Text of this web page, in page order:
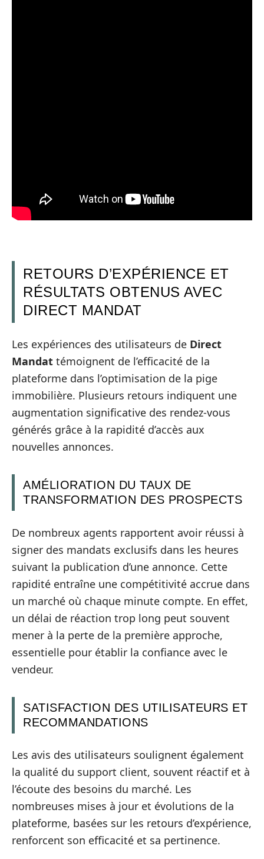
RETOURS D’EXPÉRIENCE ET
RÉSULTATS OBTENUS AVEC
DIRECT MANDAT
Les expériences des utilisateurs de Direct
Mandat témoignent de l’efficacité de la
plateforme dans l’optimisation de la pige
immobilière. Plusieurs retours indiquent une
augmentation significative des rendez-vous
générés grâce à la rapidité d’accès aux
nouvelles annonces.
AMÉLIORATION DU TAUX DE
TRANSFORMATION DES PROSPECTS
De nombreux agents rapportent avoir réussi à
signer des mandats exclusifs dans les heures
suivant la publication d’une annonce. Cette
rapidité entraîne une compétitivité accrue dans
un marché où chaque minute compte. En effet,
un délai de réaction trop long peut souvent
mener à la perte de la première approche,
essentielle pour établir la confiance avec le
vendeur.
SATISFACTION DES UTILISATEURS ET
RECOMMANDATIONS
Les avis des utilisateurs soulignent également
la qualité du support client, souvent réactif et à
l’écoute des besoins du marché. Les
nombreuses mises à jour et évolutions de la
plateforme, basées sur les retours d’expérience,
renforcent son efficacité et sa pertinence.